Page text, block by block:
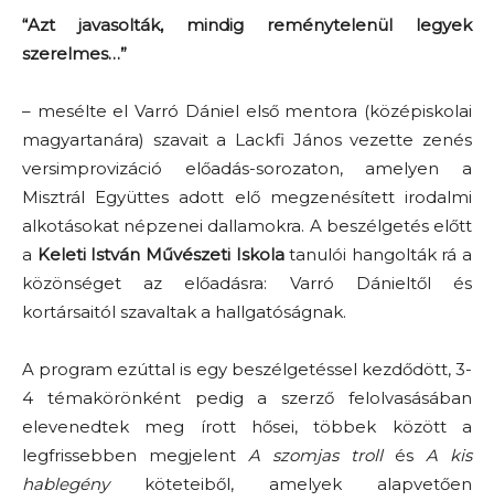
“Azt javasolták, mindig reménytelenül legyek
szerelmes…”
– mesélte el Varró Dániel első mentora (középiskolai
magyartanára) szavait a Lackfi János vezette zenés
versimprovizáció előadás-sorozaton, amelyen a
Misztrál Együttes adott elő megzenésített irodalmi
alkotásokat népzenei dallamokra. A beszélgetés előtt
a Keleti István Művészeti Iskolatanulói hangolták rá a
közönséget az előadásra: Varró Dánieltől és
kortársaitól szavaltak a hallgatóságnak.
A program ezúttal is egy beszélgetéssel kezdődött, 3-
4 témakörönként pedig a szerző felolvasásában
elevenedtek meg írott hősei, többek között a
legfrissebben megjelent A szomjas trollés A kis
hablegényköteteiből, amelyek alapvetően